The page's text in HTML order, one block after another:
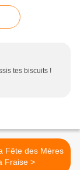
tes biscuits !
Fête des Mères
à la Fraise >